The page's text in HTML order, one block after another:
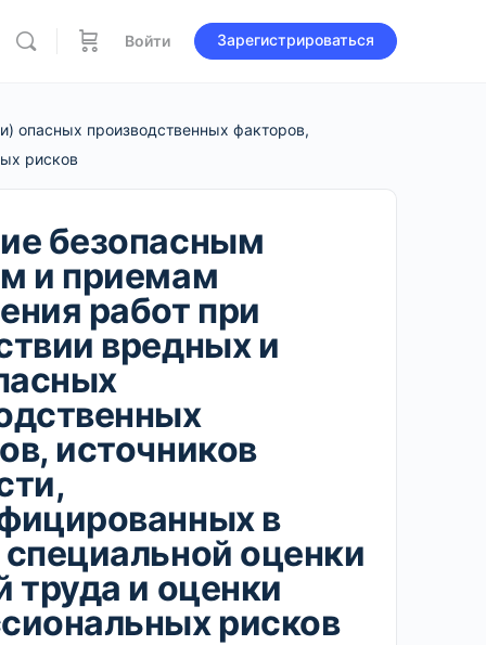
Войти Зарегистрироваться
опасных производственных факторов,
рисков
безопасным
и приемам
работ при
вредных и
источников
в
оценки
труда и оценки
рисков